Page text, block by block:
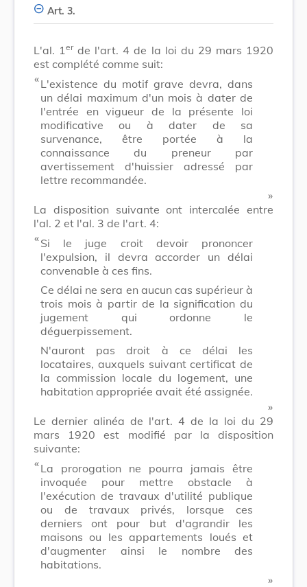
Art. 3.
L'al. 1erde l'art. 4 de la loi du 29 mars 1920
est complété comme suit:
​ «L'existence du motif grave devra, dans
un délai maximum d'un mois à dater de
l'entrée en vigueur de la présente loi
modificative ou à dater de sa
survenance, être portée à la
connaissance du preneur par
avertissement d'huissier adressé par
lettre recommandée.
​ »
La disposition suivante ont intercalée entre
l'al. 2 et l'al. 3 de l'art. 4:
​ «Si le juge croit devoir prononcer
l'expulsion, il devra accorder un délai
convenable à ces fins.
Ce délai ne sera en aucun cas supérieur à
trois mois à partir de la signification du
jugement qui ordonne le
déguerpissement.
N'auront pas droit à ce délai les
locataires, auxquels suivant certificat de
la commission locale du logement, une
habitation appropriée avait été assignée.
​ »
Le dernier alinéa de l'art. 4 de la loi du 29
mars 1920 est modifié par la disposition
suivante:
​ «La prorogation ne pourra jamais être
invoquée pour mettre obstacle à
l'exécution de travaux d'utilité publique
ou de travaux privés, lorsque ces
derniers ont pour but d'agrandir les
maisons ou les appartements loués et
d'augmenter ainsi le nombre des
habitations.
​ »